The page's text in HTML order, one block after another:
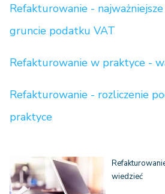
Refakturowanie -
gruncie podatku VAT
Refakturowanie w praktyce -
Refakturowanie - rozliczenie
praktyce
wiedzieć